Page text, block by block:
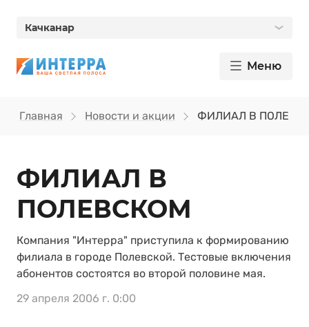
Качканар
Меню
Главная Новости и акции ФИЛИАЛ В
ФИЛИАЛ В
ПОЛЕВСКОМ
Компания "Интерра" приступила к формированию
филиала в городе Полевской. Тестовые включения
абонентов состоятся во второй половине мая.
29 апреля 2006 г. 0:00